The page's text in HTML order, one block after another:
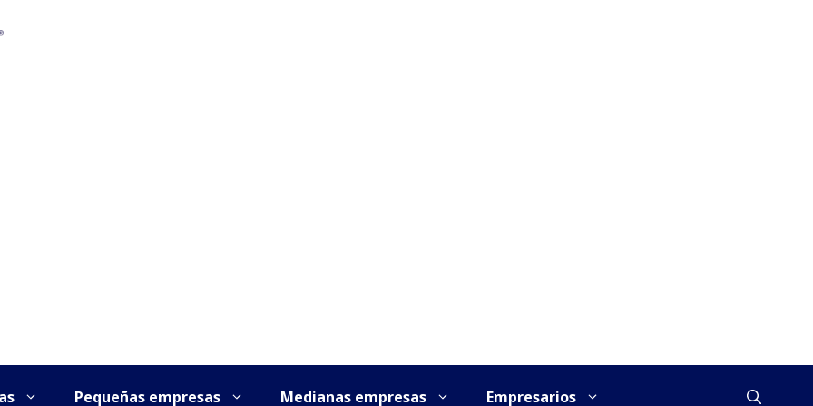
Pequeñas empresas Medianas empresas Empresarios